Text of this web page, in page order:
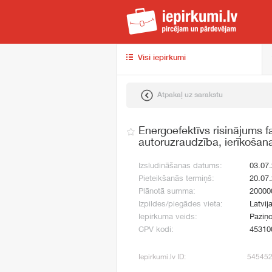
Visi iepirkumi
Atpakaļ uz sarakstu
Energoefektīvs risinājums
autoruzraudzība,
Izsludināšanas datums:
Pieteikšanās termiņš:
Plānotā summa:
Izpildes/piegādes vieta:
Iepirkuma veids:
CPV kodi:
Iepirkumi.lv ID: